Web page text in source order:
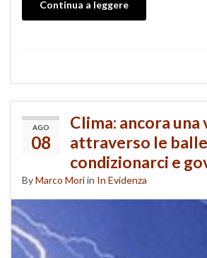
Continua a leggere
AGO
08
Clima: ancora una
attraverso le
condizionarci e
ByMarco Moriin In Evidenza